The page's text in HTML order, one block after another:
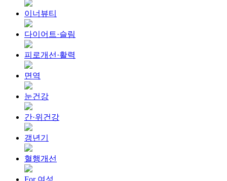
이너뷰티
다이어트·슬림
피로개선·활력
면역
눈건강
간·위건강
갱년기
혈행개선
For 여성